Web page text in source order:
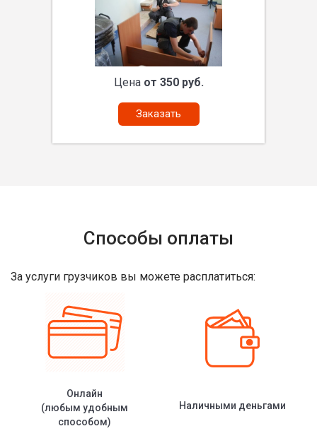
Цена от 350 руб.
Заказать
Способы оплаты
За услуги грузчиков вы можете расплатиться:
Онлайн
(любым удобным
способом)
Наличными деньгами